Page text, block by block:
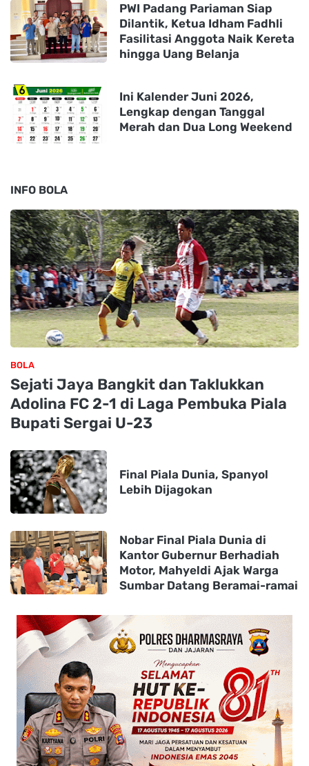
PWI Padang Pariaman Siap
Dilantik, Ketua Idham Fadhli
Fasilitasi Anggota Naik Kereta
hingga Uang Belanja
Ini Kalender Juni 2026,
Lengkap dengan Tanggal
Merah dan Dua Long Weekend
INFO BOLA
BOLA
Sejati Jaya Bangkit dan Taklukkan
Adolina FC 2-1 di Laga Pembuka Piala
Bupati Sergai U-23
Final Piala Dunia, Spanyol
Lebih Dijagokan
Nobar Final Piala Dunia di
Kantor Gubernur Berhadiah
Motor, Mahyeldi Ajak Warga
Sumbar Datang Beramai-ramai